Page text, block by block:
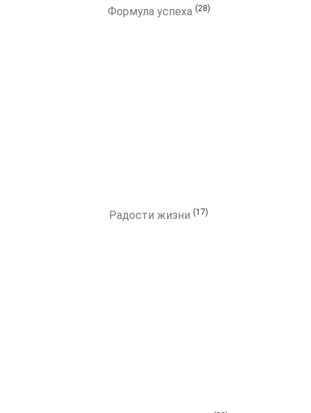
Формула успеха (28)
Радости жизни (17)